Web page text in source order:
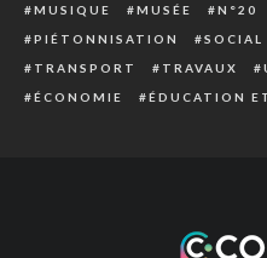
MUSIQUE
MUSÉE N°20
PIÉTONNISATION
SOCIAL
TRANSPORT
TRAVAUX
ÉCONOMIE
ÉDUCATION